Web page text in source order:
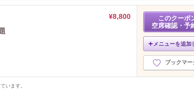
¥8,800
このクーポ
空席確認・予
メニューを追加
ブックマー
います。